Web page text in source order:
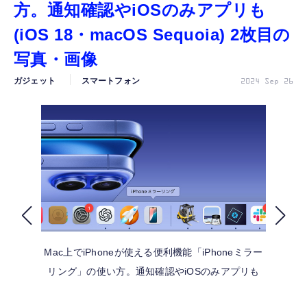
ガジェット
カルチャー
公式ストア
FOLLOW US
方。通知確認やiOSのみアプリも
(iOS 18・macOS Sequoia) 2枚目の
写真・画像
ガジェット スマートフォン 2024 Sep 26
Mac上でiPhoneが使える便利機能「iPhoneミラー
リング」の使い方。通知確認やiOSのみアプリも